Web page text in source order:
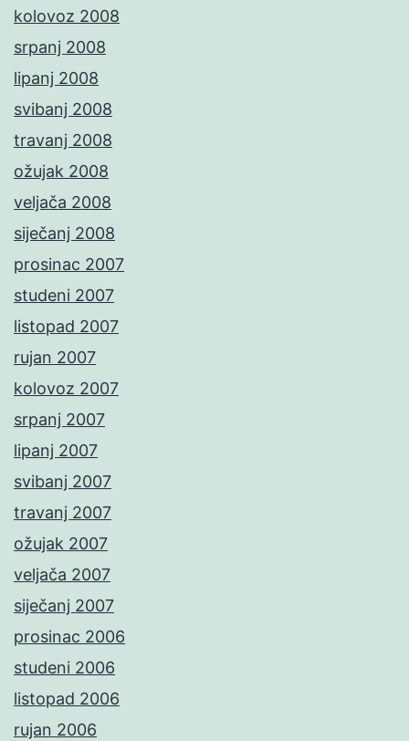
kolovoz 2008
srpanj 2008
lipanj 2008
svibanj 2008
travanj 2008
ožujak 2008
veljača 2008
siječanj 2008
prosinac 2007
studeni 2007
listopad 2007
rujan 2007
kolovoz 2007
srpanj 2007
lipanj 2007
svibanj 2007
travanj 2007
ožujak 2007
veljača 2007
siječanj 2007
prosinac 2006
studeni 2006
listopad 2006
rujan 2006